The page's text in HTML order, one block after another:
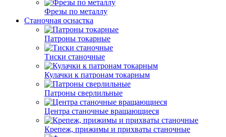
Фрезы по металлу
Станочная оснастка
Патроны токарные
Тиски станочные
Кулачки к патронам токарным
Патроны сверлильные
Центра станочные вращающиеся
Крепеж, прижимы и прихваты станочные